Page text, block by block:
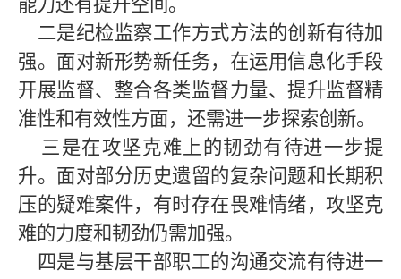
能力还有提升空间。
二是纪检监察工作方式方法的创新有待加
强。面对新形势新任务，在运用信息化手段
开展监督、整合各类监督力量、提升监督精
准性和有效性方面，还需进一步探索创新。
三是在攻坚克难上的韧劲有待进一步提
升。面对部分历史遗留的复杂问题和长期积
压的疑难案件，有时存在畏难情绪，攻坚克
难的力度和韧劲仍需加强。
四是与基层干部职工的沟通交流有待进一